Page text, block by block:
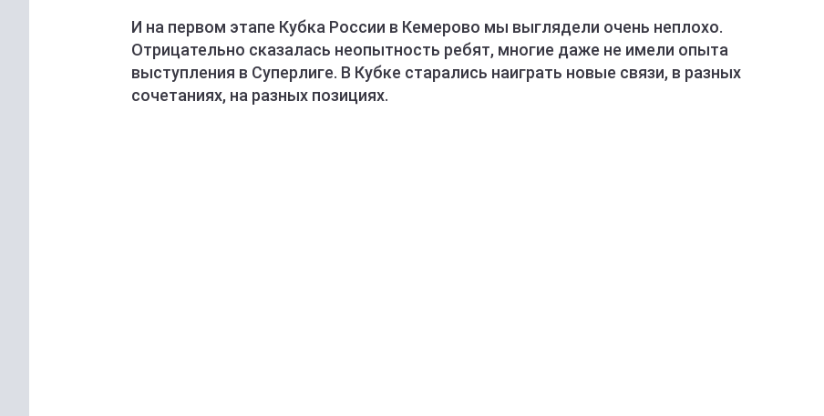
И на первом этапе Кубка России в Кемерово мы выглядели очень неплохо.
Отрицательно сказалась неопытность ребят, многие даже не имели опыта
выступления в Суперлиге. В Кубке старались наиграть новые связи, в разных
сочетаниях, на разных позициях.